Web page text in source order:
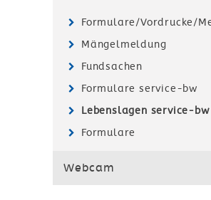
Formulare/Vordrucke/
Mängelmeldung
Fundsachen
Formulare service-bw
Lebenslagen service-bw
Formulare
Webcam